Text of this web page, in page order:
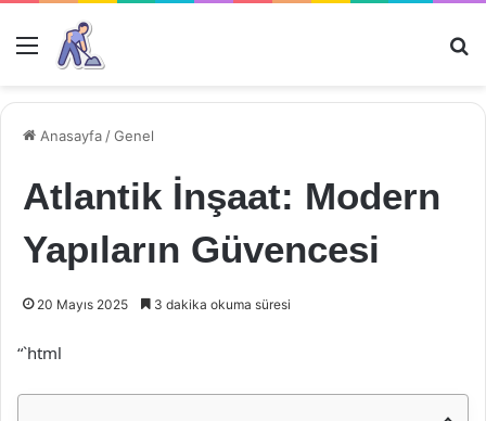
Menü
Anasayfa /Genel
Atlantik İnşaat: Modern
Yapıların Güvencesi
20 Mayıs 2025 3 dakika okuma süresi
“`html